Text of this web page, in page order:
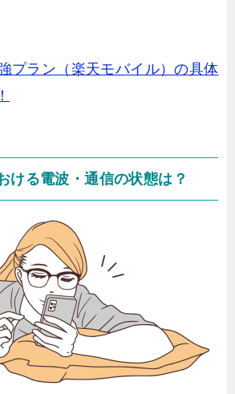
プラン（楽天モバイル）の具体
ける電波・通信の状態は？